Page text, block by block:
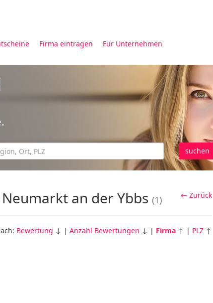
Firma eintragen Für Unternehmen
suchen
← Zurück
an der Ybbs (1)
Bewertung ↓ | Anzahl Bewertungen ↓ | Firma ↑ | PLZ ↑